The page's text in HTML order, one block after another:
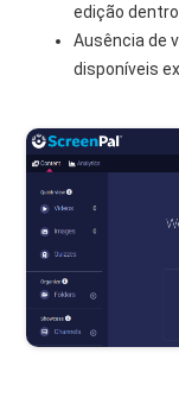
edição
Ausência de
disponíveis